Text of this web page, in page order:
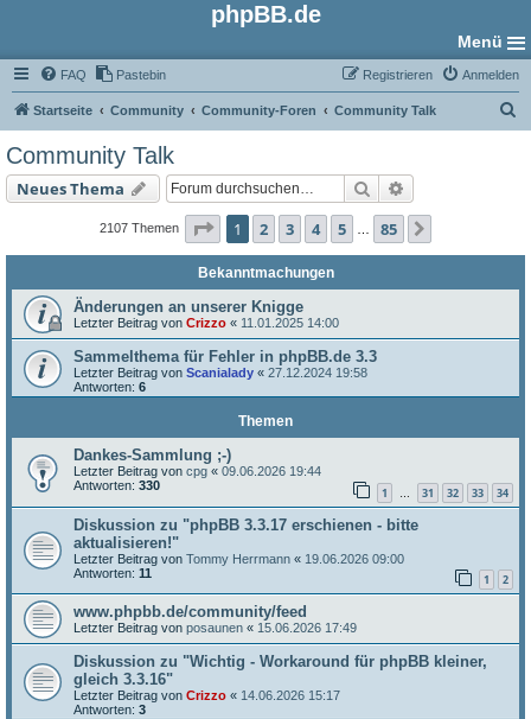
phpBB.de
Menü
FAQ Pastebin Anmelden
Registrieren
Startseite Community Community-Foren Community Talk
Community Talk
Neues Thema Suche
2107 Themen Seite 1von 85
1 2 3 4 5 85
Bekanntmachungen
Änderungen an unserer Knigge
Letzter Beitrag von Crizzo « 11.01.2025 14:00
Sammelthema für Fehler in phpBB.de 3.3
Letzter Beitrag von Scanialady « 27.12.2024 19:58
Antworten: 6
Themen
Dankes-Sammlung ;-)
Letzter Beitrag von cpg « 09.06.2026 19:44
Antworten: 330 1 … 31 32 33 34
Diskussion zu "phpBB 3.3.17 erschienen - bitte
aktualisieren!"
Letzter Beitrag von Tommy Herrmann « 19.06.2026 09:00
Antworten: 11 1 2
www.phpbb.de/community/feed
Letzter Beitrag von posaunen « 15.06.2026 17:49
Diskussion zu "Wichtig - Workaround für phpBB kleiner,
gleich 3.3.16"
Letzter Beitrag von Crizzo « 14.06.2026 15:17
Antworten: 3